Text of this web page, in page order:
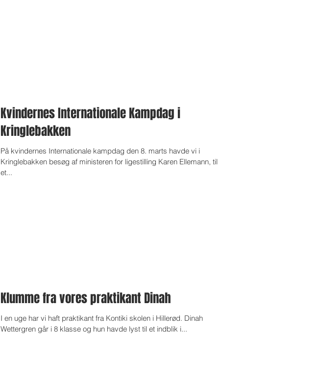
Kvindernes Internationale Kampdag i
Kringlebakken
På kvindernes Internationale kampdag den 8. marts havde vi i
Kringlebakken besøg af ministeren for ligestilling Karen Ellemann, til
et...
Klumme fra vores praktikant Dinah
I en uge har vi haft praktikant fra Kontiki skolen i Hillerød. Dinah
Wettergren går i 8 klasse og hun havde lyst til et indblik i...